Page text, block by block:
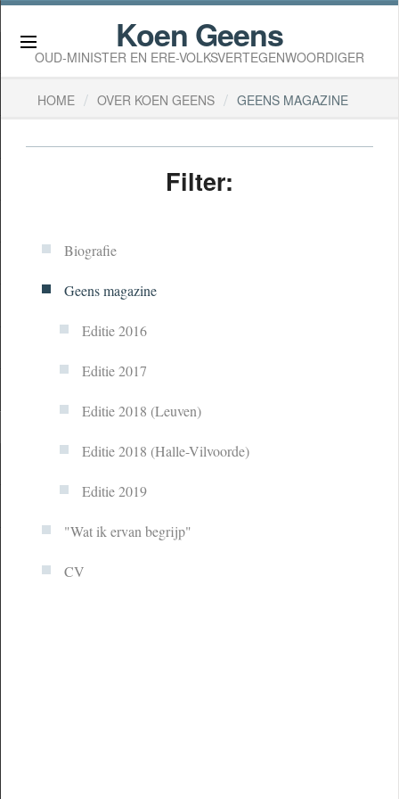
Koen Geens
OUD-MINISTER EN ERE-VOLKSVERTEGENWOORDIGER
HOME / OVER KOEN GEENS / GEENS MAGAZINE
Filter:
Biografie
Geens magazine
Editie 2016
Editie 2017
Editie 2018 (Leuven)
Editie 2018 (Halle-Vilvoorde)
Editie 2019
"Wat ik ervan begrijp"
CV